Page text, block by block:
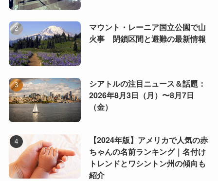
マウント・レーニア国立公園で山
火事 閉鎖区間と避難の最新情報
シアトルの注目ニュース＆話題：
2026年8月3日（月）〜8月7日
（金）
【2024年版】アメリカで人気の赤
ちゃんの名前ランキング｜名付け
トレンドとワシントン州の傾向も
紹介